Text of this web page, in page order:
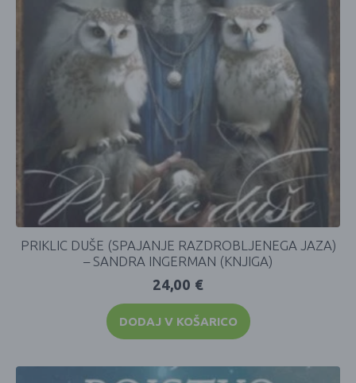
PRIKLIC DUŠE (SPAJANJE RAZDROBLJENEGA JAZA)
– SANDRA INGERMAN (KNJIGA)
24,00 €
DODAJ V KOŠARICO